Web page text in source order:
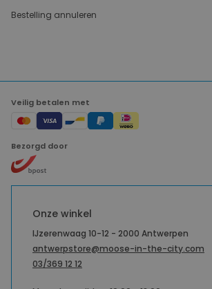
Bestelling annuleren
Veilig betalen met
Bezorgd door
Onze winkel
IJzerenwaag 10-12 - 2000 Antwerpen
antwerpstore@moose-in-the-city.com
03/369 12 12